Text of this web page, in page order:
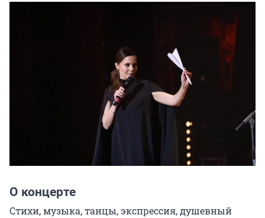
О концерте
Стихи, музыка, танцы, экспрессия, душевный